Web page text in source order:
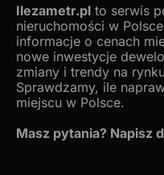
Ilezametr.pl to serwis
nieruchomości w
informacje o cenach
nowe inwestycje
zmiany i trendy na
Sprawdzamy, ile
miejscu w Polsce.
Masz pytania? Napisz